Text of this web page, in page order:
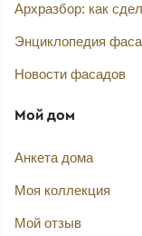
Архразбор: как
Энциклопедия
Новости фасадов
Мой дом
Анкета дома
Моя коллекция
Мой отзыв